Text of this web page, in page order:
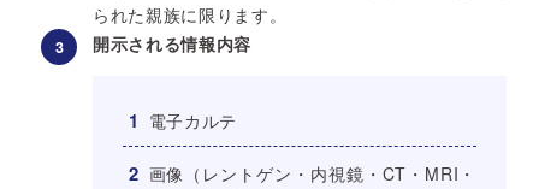
られた親族に限ります。
開示される情報内容
電子カルテ
画像（レントゲン・内視鏡・CT・MRI・